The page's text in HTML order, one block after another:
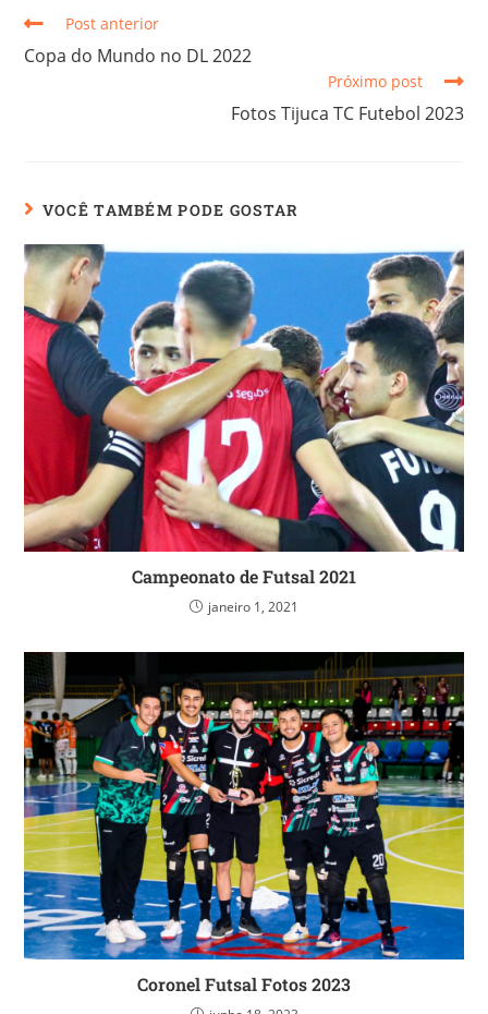
Post anterior
Copa do Mundo no DL 2022
Próximo post
Fotos Tijuca TC Futebol 2023
VOCÊ TAMBÉM PODE GOSTAR
Campeonato de Futsal 2021
janeiro 1, 2021
Coronel Futsal Fotos 2023